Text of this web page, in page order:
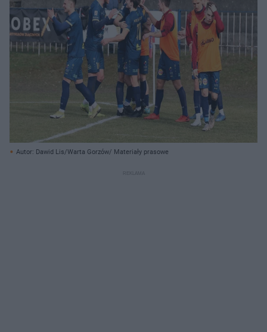
Autor: Dawid Lis/Warta Gorzów/ Materiały prasowe